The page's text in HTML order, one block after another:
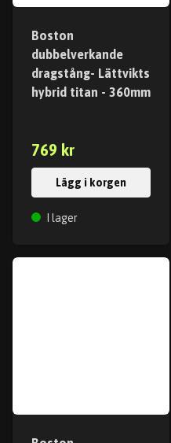
Boston
dubbelverkande
dragstång- Lättvikts
hybrid titan - 360mm
769 kr
Lägg i korgen
I lager